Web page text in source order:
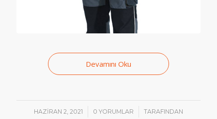
Devamını Oku
HAZIRAN 2, 2021
/ 0 YORUMLAR
/
TARAFINDAN